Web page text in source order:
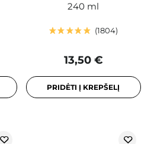
240 ml
1804
13,50 €
PRIDĖTI Į KREPŠELĮ